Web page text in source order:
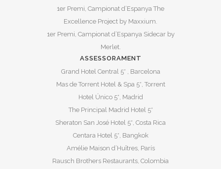
1er Premi, Campionat d’Espanya The
Excellence Project by Maxxium.
1er Premi, Campionat d’Espanya Sidecar by
Merlet.
ASSESSORAMENT
Grand Hotel Central 5* , Barcelona
Mas de Torrent Hotel & Spa 5*, Torrent
Hotel Único 5*, Madrid
The Principal Madrid Hotel 5*
Sheraton San José Hotel 5*, Costa Rica
Centara Hotel 5*, Bangkok
Amélie Maison d’Huîtres, París
Rausch Brothers Restaurants, Colombia